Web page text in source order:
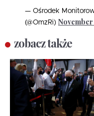
— Ośrodek
(@OmzRi) November
zobacz także